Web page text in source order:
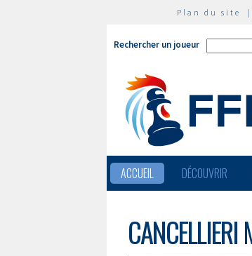
Plan du site
Rechercher un joueur
ACCUEIL DÉCOUVRIR